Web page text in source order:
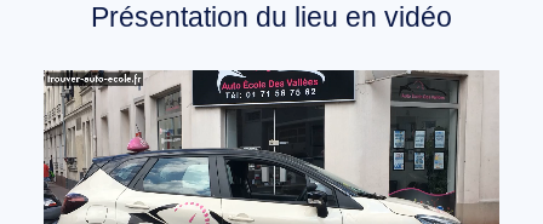
Présentation du lieu en vidéo